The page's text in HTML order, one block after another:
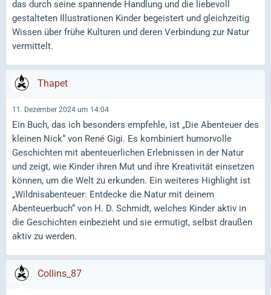
das durch seine spannende Handlung und die liebevoll
gestalteten Illustrationen Kinder begeistert und gleichzeitig
Wissen über frühe Kulturen und deren Verbindung zur Natur
vermittelt.
Thapet
11. Dezember 2024 um 14:04
Ein Buch, das ich besonders empfehle, ist „Die Abenteuer des
kleinen Nick“ von René Gigi. Es kombiniert humorvolle
Geschichten mit abenteuerlichen Erlebnissen in der Natur
und zeigt, wie Kinder ihren Mut und ihre Kreativität einsetzen
können, um die Welt zu erkunden. Ein weiteres Highlight ist
„Wildnisabenteuer: Entdecke die Natur mit deinem
Abenteuerbuch“ von H. D. Schmidt, welches Kinder aktiv in
die Geschichten einbezieht und sie ermutigt, selbst draußen
aktiv zu werden.
Collins_87